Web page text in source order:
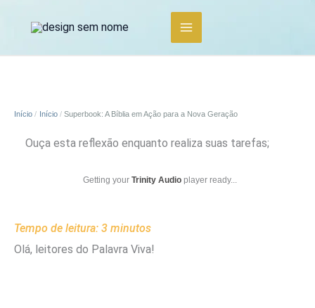
Início Início Superbook: A Bíblia em Ação para a Nova Geração
Ouça esta reflexão enquanto realiza suas tarefas;
Getting your Trinity Audio player ready...
Tempo de leitura: 3 minutos
Olá, leitores do Palavra Viva!